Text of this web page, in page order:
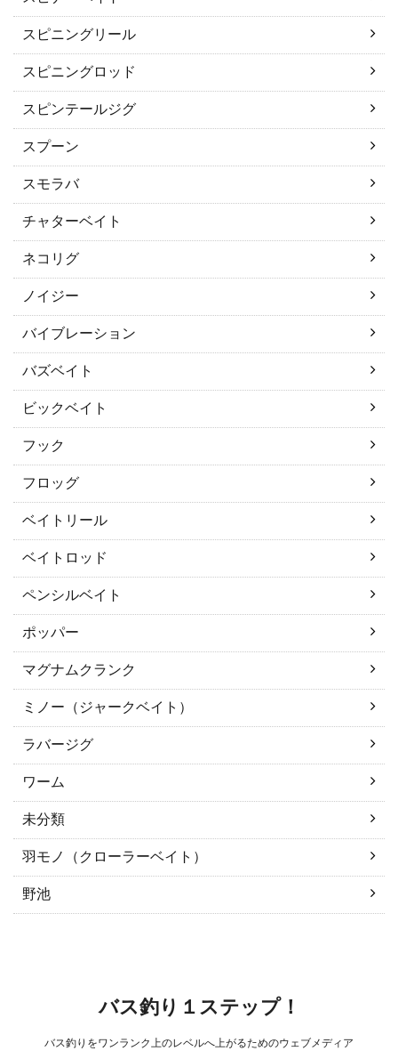
スピニングリール
スピニングロッド
スピンテールジグ
スプーン
スモラバ
チャターベイト
ネコリグ
ノイジー
バイブレーション
バズベイト
ビックベイト
フック
フロッグ
ベイトリール
ベイトロッド
ペンシルベイト
ポッパー
マグナムクランク
ミノー（ジャークベイト）
ラバージグ
ワーム
未分類
羽モノ（クローラーベイト）
野池
バス釣り１ステップ！
バス釣りをワンランク上のレベルへ上がるためのウェブメディア